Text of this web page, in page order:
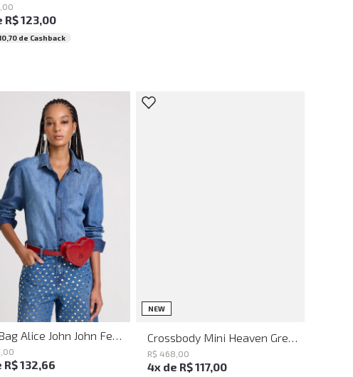
00
R$123,00
de Cashback
UN
00
R$132,66
NEW
R$ 468 00
4x de R$117,00